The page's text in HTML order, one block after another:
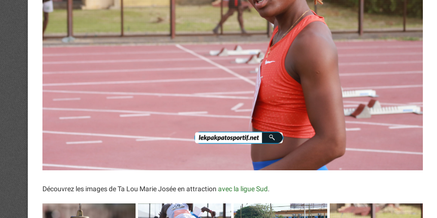
Découvrez les images de Ta Lou Marie Josée en attraction avec la ligue Sud.